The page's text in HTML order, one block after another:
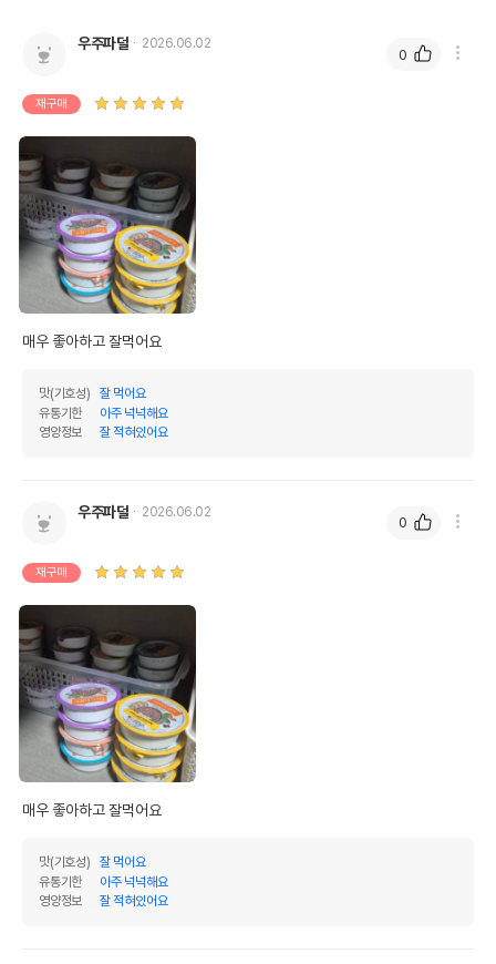
우주파덜 2026.06.02
재구매
매우 좋아하고 잘먹어요
맛(기호성)
잘 먹어요
유통기한
아주 넉넉해요
영양정보
잘 적혀있어요
0
우주파덜 2026.06.02
재구매
매우 좋아하고 잘먹어요
맛(기호성)
잘 먹어요
유통기한
아주 넉넉해요
영양정보
잘 적혀있어요
0